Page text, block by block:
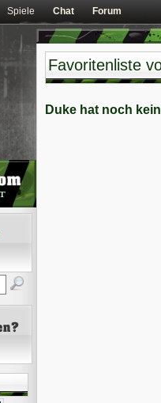
Spiele Chat Forum
Favoritenliste
Duke hat noch